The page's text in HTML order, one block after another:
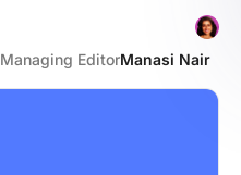
Manasi Nair
Managing Editor